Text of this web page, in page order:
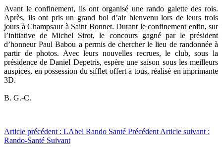
Avant le confinement, ils ont organisé une rando galette des rois.
Après, ils ont pris un grand bol d’air bienvenu lors de leurs trois
jours à Champsaur à Saint Bonnet. Durant le confinement enfin, sur
l’initiative de Michel Sirot, le concours gagné par le président
d’honneur Paul Babou a permis de chercher le lieu de randonnée à
partir de photos. Avec leurs nouvelles recrues, le club, sous la
présidence de Daniel Depetris, espère une saison sous les meilleurs
auspices, en possession du sifflet offert à tous, réalisé en imprimante
3D.
B. G.-C.
Article précédent : LAbel Rando Santé Précédent Article suivant :
Rando-Santé Suivant